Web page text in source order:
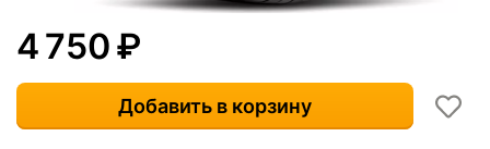
4 750₽
Добавить в корзину